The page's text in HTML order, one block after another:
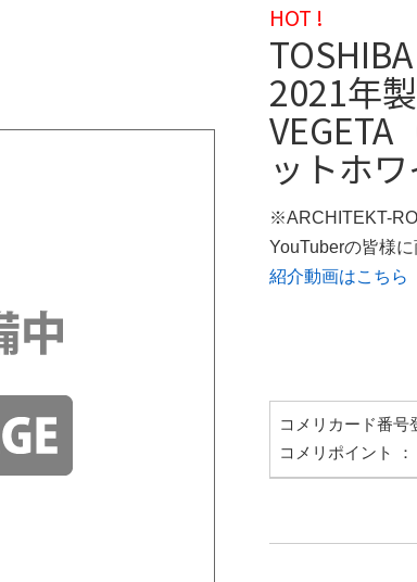
HOT !
2021年
VEGETA
ットホ
※ARCHITEKT-
YouTuberの皆様
紹介動画はこちら
コメリカード番号
コメリポイント ：